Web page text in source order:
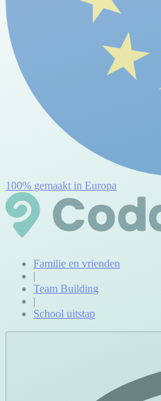
100% gemaakt in Europa
Familie en vrienden
|
Team Building
|
School uitstap